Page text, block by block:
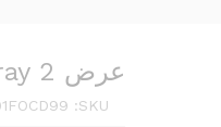
عرض 2 Foam cleaning spray سبراي تنظيف الفوم
SKU: